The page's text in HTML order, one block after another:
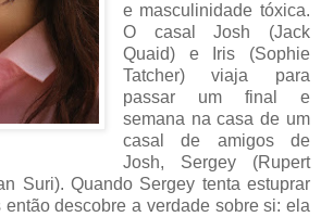
e masculinidade tóxica.
O casal Josh (Jack
Quaid) e Iris (Sophie
Tatcher) viaja para
passar um final e
semana na casa de um
casal de amigos de
Josh, Sergey (Rupert
Suri). Quando Sergey tenta estuprar
então descobre a verdade sobre si: ela